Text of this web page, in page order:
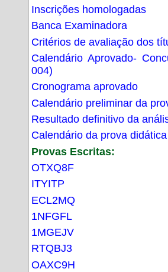
Inscrições homologadas
Banca Examinadora
Critérios de avaliação dos
Calendário Aprovado-
004)
Cronograma aprovado
Calendário preliminar da
Resultado definitivo da
Calendário da prova didática
Provas Escritas:
OTXQ8F
ITYITP
ECL2MQ
1NFGFL
1MGEJV
RTQBJ3
OAXC9H